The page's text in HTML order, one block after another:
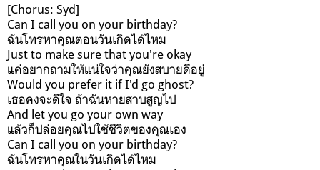
[Chorus: Syd]
Can I call you on your birthday?
ฉันโทรหาคุณตอนวันเกิดได้ไหม
Just to make sure that you're okay
แค่อยากถามให้แน่ใจว่าคุณยังสบายดีอยู่
Would you prefer it if I'd go ghost?
เธอคงจะดีใจ ถ้าฉันหายสาบสูญไป
And let you go your own way
แล้วก็ปล่อยคุณไปใช้ชีวิตของคุณเอง
Can I call you on your birthday?
ฉันโทรหาคุณในวันเกิดได้ไหม